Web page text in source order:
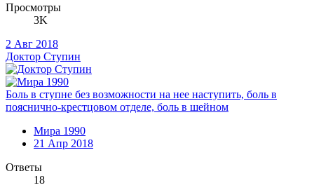
Просмотры
3K
2 Авг 2018
Доктор Ступин
Боль в ступне без возможности на нее наступить, боль в
пояснично-крестцовом отделе, боль в шейном
Мира 1990
21 Апр 2018
Ответы
18